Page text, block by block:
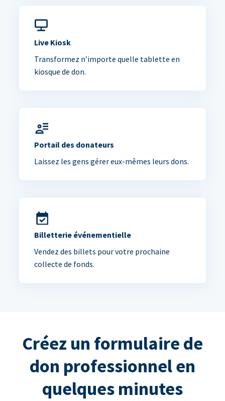
Live Kiosk
Transformez n’importe quelle tablette en
kiosque de don.
Portail des donateurs
Laissez les gens gérer eux-mêmes leurs dons.
Billetterie événementielle
Vendez des billets pour votre prochaine
collecte de fonds.
Créez un formulaire de
don professionnel en
quelques minutes